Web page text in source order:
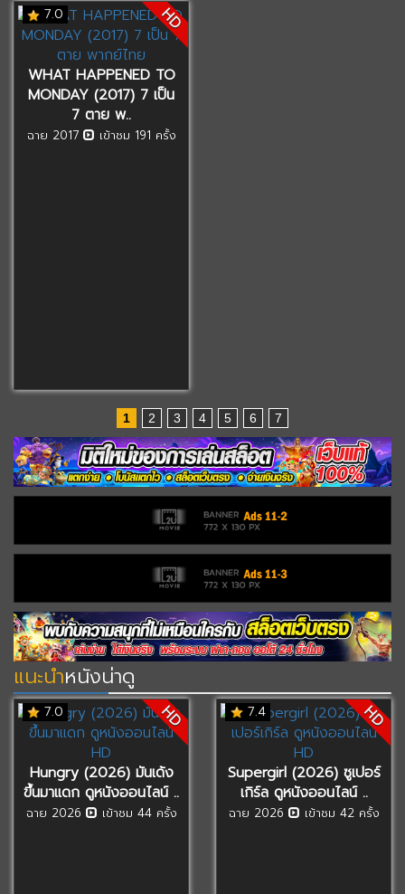
7.0 HD
WHAT HAPPENED TO
MONDAY (2017) 7 เป็น
7 ตาย พ..
ฉาย 2017 เข้าชม 191 ครั้ง
1 2 3 4 5 6 7
แนะนำหนังน่าดู
7.0 HD
Hungry (2026) มันเด้ง
ขึ้นมาแดก ดูหนังออนไลน์ ..
ฉาย 2026 เข้าชม 44 ครั้ง
7.4 HD
Supergirl (2026) ซูเปอร์
เกิร์ล ดูหนังออนไลน์ ..
ฉาย 2026 เข้าชม 42 ครั้ง